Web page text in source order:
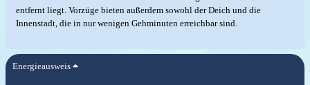
entfernt liegt. Vorzüge bieten außerdem sowohl der Deich und die
Innenstadt, die in nur wenigen Gehminuten erreichbar sind.
Energieausweis